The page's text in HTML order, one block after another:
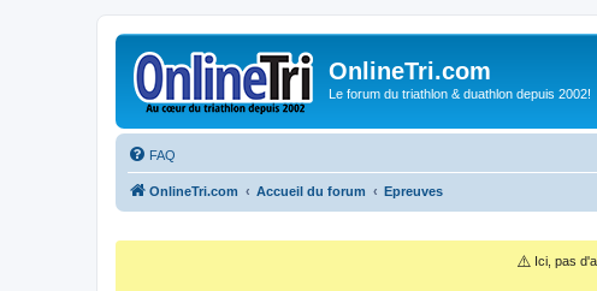
OnlineTri.com
Le forum du triathlon & duathlon depuis 2002!
FAQ
OnlineTri.com Accueil du forum Epreuves
⚠️ Ici, pas